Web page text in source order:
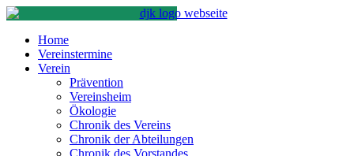
Home
Vereinstermine
Verein
Prävention
Vereinsheim
Ökologie
Chronik des Vereins
Chronik der Abteilungen
Chronik des Vorstandes